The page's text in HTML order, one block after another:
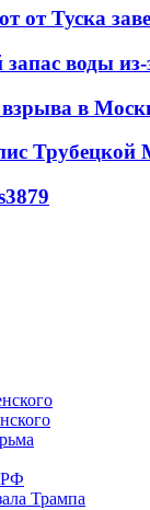
от Туска
воды
взрыва в
Трубецкой
3879
РФ
Трампа